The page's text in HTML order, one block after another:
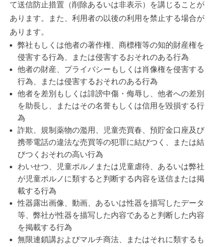
て送信防止措置（削除あるいは非表示）を講じることが
あります。また、利用者の以後の利用を禁止する場合が
あります。
弊社もしくは他者の著作権、商標権等の知的財産権を
侵害する行為、または侵害するおそれのある行為
他者の財産、プライバシーもしくは肖像権を侵害する
行為、または侵害するおそれのある行為
他者を差別もしくは誹謗中傷・侮辱し、他者への差別
を助長し、またはその名誉もしくは信用を毀損する行
為
詐欺、規制薬物の濫用、児童売買春、預貯金口座及び
携帯電話の違法な売買等の犯罪に結びつく、または結
びつくおそれの高い行為
わいせつ、児童ポルノまたは児童虐待、あるいは弊社
が児童ポルノに類すると判断する内容を送信または掲
載する行為
性器露出画像、動画、あるいは性器を描写したデータ
等、弊社が性器を描写した内容であると判断した内容
を掲載する行為
無限連鎖講およびマルチ商法、またはそれに類するも